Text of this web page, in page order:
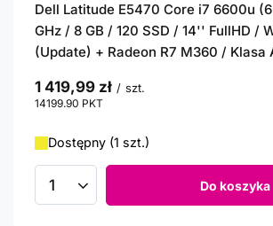
Dell Latitude E5470 Core i7 6600u
GHz / 8 GB / 120 SSD / 14'' FullHD /
(Update) + Radeon R7 M360 / Klasa
1 419,99 zł / szt.
14199.90 PKT
Dostępny (1 szt.)
Ilość produktów Do koszyka